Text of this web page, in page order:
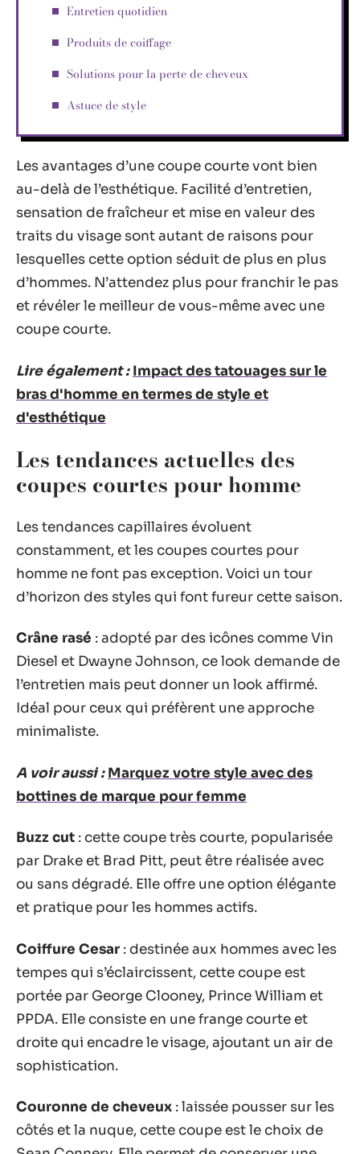
Entretien quotidien
Produits de coiffage
Solutions pour la perte de cheveux
Astuce de style
Les avantages d’une coupe courte vont bien
au-delà de l’esthétique. Facilité d’entretien,
sensation de fraîcheur et mise en valeur des
traits du visage sont autant de raisons pour
lesquelles cette option séduit de plus en plus
d’hommes. N’attendez plus pour franchir le pas
et révéler le meilleur de vous-même avec une
coupe courte.
Lire également : Impact des tatouages sur le
bras d'homme en termes de style et
d'esthétique
Les tendances actuelles des
coupes courtes pour homme
Les tendances capillaires évoluent
constamment, et les coupes courtes pour
homme ne font pas exception. Voici un tour
d’horizon des styles qui font fureur cette saison.
Crâne rasé : adopté par des icônes comme Vin
Diesel et Dwayne Johnson, ce look demande de
l’entretien mais peut donner un look affirmé.
Idéal pour ceux qui préfèrent une approche
minimaliste.
A voir aussi : Marquez votre style avec des
bottines de marque pour femme
Buzz cut : cette coupe très courte, popularisée
par Drake et Brad Pitt, peut être réalisée avec
ou sans dégradé. Elle offre une option élégante
et pratique pour les hommes actifs.
Coiffure Cesar : destinée aux hommes avec les
tempes qui s’éclaircissent, cette coupe est
portée par George Clooney, Prince William et
PPDA. Elle consiste en une frange courte et
droite qui encadre le visage, ajoutant un air de
sophistication.
Couronne de cheveux : laissée pousser sur les
côtés et la nuque, cette coupe est le choix de